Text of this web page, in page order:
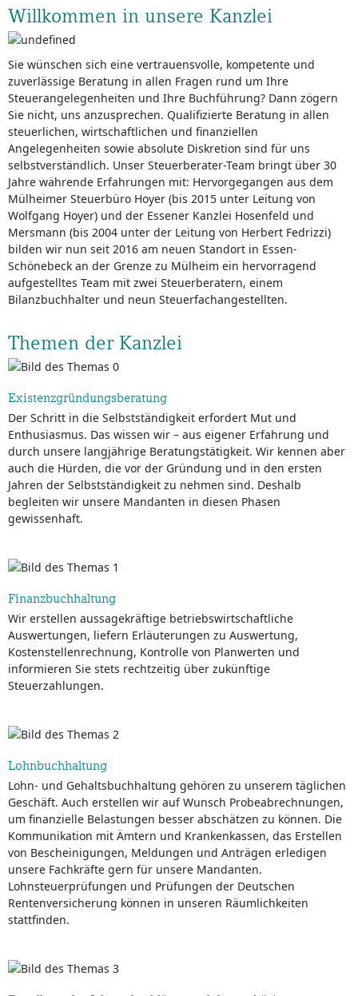
Willkommen in unsere Kanzlei
Sie wünschen sich eine vertrauensvolle, kompetente und
zuverlässige Beratung in allen Fragen rund um Ihre
Steuerangelegenheiten und Ihre Buchführung? Dann zögern
Sie nicht, uns anzusprechen. Qualifizierte Beratung in allen
steuerlichen, wirtschaftlichen und finanziellen
Angelegenheiten sowie absolute Diskretion sind für uns
selbstverständlich. Unser Steuerberater-Team bringt über 30
Jahre währende Erfahrungen mit: Hervorgegangen aus dem
Mülheimer Steuerbüro Hoyer (bis 2015 unter Leitung von
Wolfgang Hoyer) und der Essener Kanzlei Hosenfeld und
Mersmann (bis 2004 unter der Leitung von Herbert Fedrizzi)
bilden wir nun seit 2016 am neuen Standort in Essen-
Schönebeck an der Grenze zu Mülheim ein hervorragend
aufgestelltes Team mit zwei Steuerberatern, einem
Bilanzbuchhalter und neun Steuerfachangestellten.
Themen der Kanzlei
Existenzgründungsberatung
Der Schritt in die Selbstständigkeit erfordert Mut und
Enthusiasmus. Das wissen wir – aus eigener Erfahrung und
durch unsere langjährige Beratungstätigkeit. Wir kennen aber
auch die Hürden, die vor der Gründung und in den ersten
Jahren der Selbstständigkeit zu nehmen sind. Deshalb
begleiten wir unsere Mandanten in diesen Phasen
gewissenhaft.
Finanzbuchhaltung
Wir erstellen aussagekräftige betriebswirtschaftliche
Auswertungen, liefern Erläuterungen zu Auswertung,
Kostenstellenrechnung, Kontrolle von Planwerten und
informieren Sie stets rechtzeitig über zukünftige
Steuerzahlungen.
Lohnbuchhaltung
Lohn- und Gehaltsbuchhaltung gehören zu unserem täglichen
Geschäft. Auch erstellen wir auf Wunsch Probeabrechnungen,
um finanzielle Belastungen besser abschätzen zu können. Die
Kommunikation mit Ämtern und Krankenkassen, das Erstellen
von Bescheinigungen, Meldungen und Anträgen erledigen
unsere Fachkräfte gern für unsere Mandanten.
Lohnsteuerprüfungen und Prüfungen der Deutschen
Rentenversicherung können in unseren Räumlichkeiten
stattfinden.